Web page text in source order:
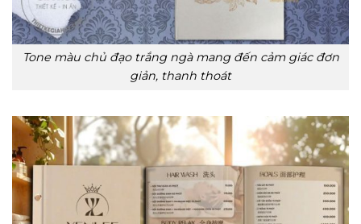
Tone màu chủ đạo trắng ngà mang đến cảm giác đơn
giản, thanh thoát